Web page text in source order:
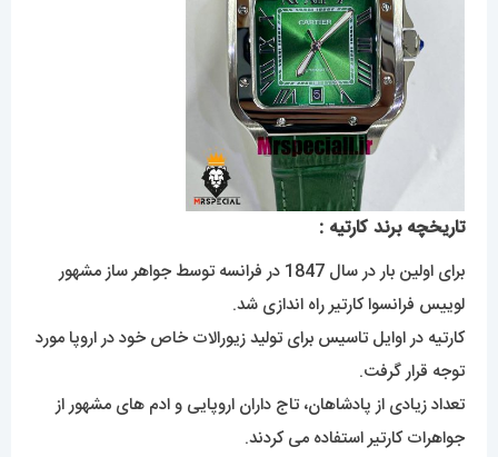
تاریخچه برند کارتیه :
برای اولین بار در سال 1847 در فرانسه توسط جواهر ساز مشهور
لوییس فرانسوا کارتیر راه اندازی شد.
کارتیه در اوایل تاسیس برای تولید زیورالات خاص خود در اروپا مورد
توجه قرار گرفت.
تعداد زیادی از پادشاهان، تاج داران اروپایی و ادم های مشهور از
جواهرات کارتیر استفاده می کردند.